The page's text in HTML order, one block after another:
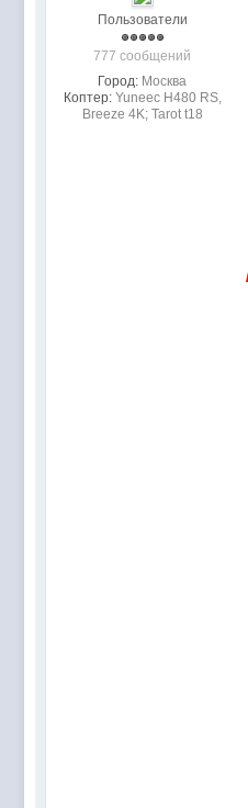
Пользователи
777 сообщений
Город: Москва
Коптер: Yuneec H480 RS,
Breeze 4K; Tarot t18